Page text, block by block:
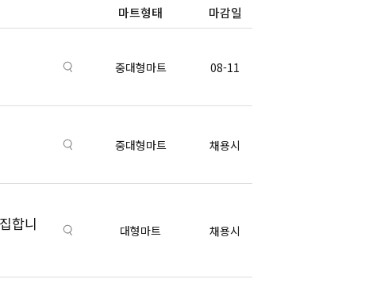
마트형태 마감일
중대형마트 08-11
중대형마트 채용시
합니
대형마트 채용시